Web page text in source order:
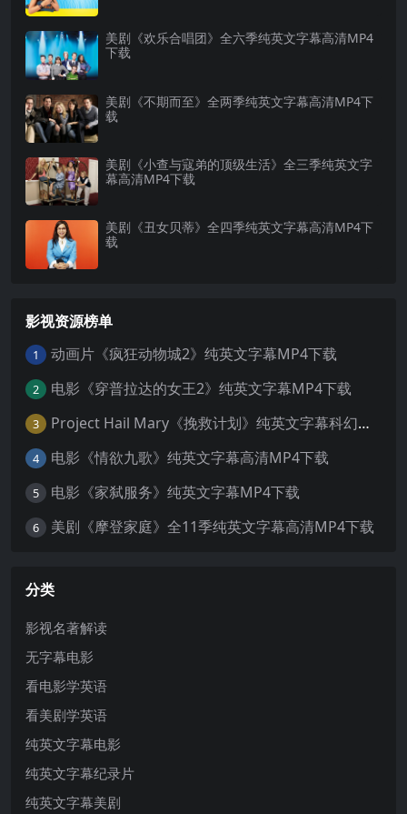
美剧《欢乐合唱团》全六季纯英文字幕高清MP4
下载
美剧《不期而至》全两季纯英文字幕高清MP4下
载
美剧《小查与寇弟的顶级生活》全三季纯英文字
幕高清MP4下载
美剧《丑女贝蒂》全四季纯英文字幕高清MP4下
载
影视资源榜单
1 动画片《疯狂动物城2》纯英文字幕MP4下载
2 电影《穿普拉达的女王2》纯英文字幕MP4下载
3 Project Hail Mary《挽救计划》纯英文字幕科幻电影MP4下载
4 电影《情欲九歌》纯英文字幕高清MP4下载
5 电影《家弑服务》纯英文字幕MP4下载
6 美剧《摩登家庭》全11季纯英文字幕高清MP4下载
分类
影视名著解读
无字幕电影
看电影学英语
看美剧学英语
纯英文字幕电影
纯英文字幕纪录片
纯英文字幕美剧